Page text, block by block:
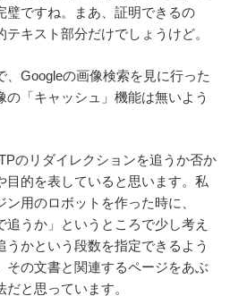
璧ですね。まあ、証明できるの
キスト部分だけでしょうけど。
、Googleの画像検索を見に行った
の「キャッシュ」機能は無いよう
のリダイレクションを追うか否か
目的を表していると思います。私
用のロボットを作った時に、
追うか」というところで少し考え
うかという段数を指定できるよう
その文書と関連するページをあぶ
と思っています。